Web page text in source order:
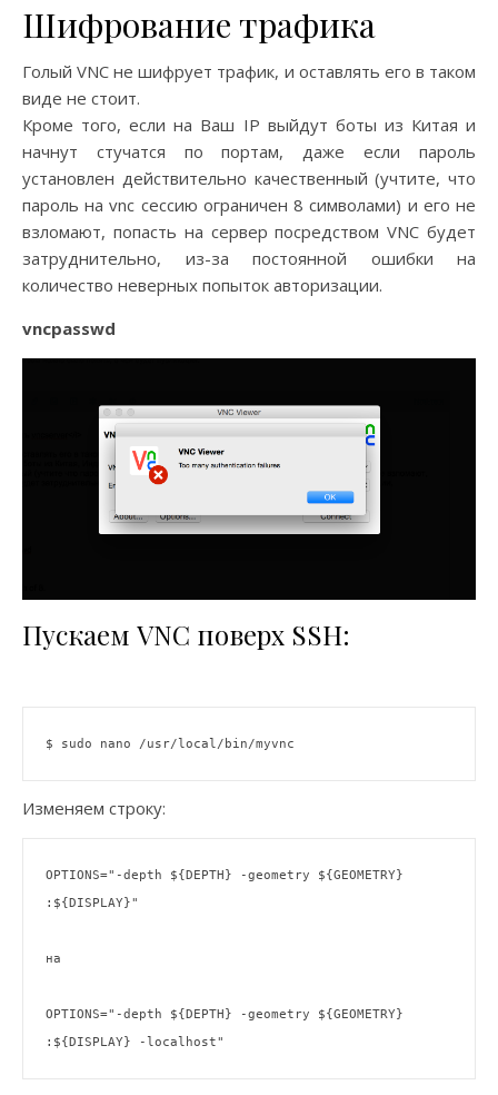
Шифрование трафика
Голый VNC не шифрует трафик, и оставлять его в таком
виде не стоит.
Кроме того, если на Ваш IP выйдут боты из Китая и
начнут стучатся по портам, даже если пароль
установлен действительно качественный (учтите, что
пароль на vnc сессию ограничен 8 символами) и его не
взломают, попасть на сервер посредством VNC будет
затруднительно, из-за постоянной ошибки на
количество неверных попыток авторизации.
vncpasswd
Пускаем VNC поверх SSH:
$ sudo nano /usr/local
Изменяем строку:
OPTIONS="-depth ${DEPTH} -geometry ${GEOMETRY}
: ${DISPLAY}"
на
OPTIONS="-depth ${DEPTH} -geometry ${GEOMETRY}
: ${DISPLAY} -localhost"